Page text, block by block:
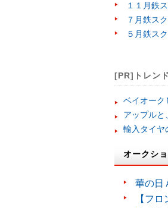
１１月鉄
７月鉄ス
５月鉄ス
[PR]トレン
ベイオーク
アップルと
輸入タイヤ
オークシ
華の日
【フ